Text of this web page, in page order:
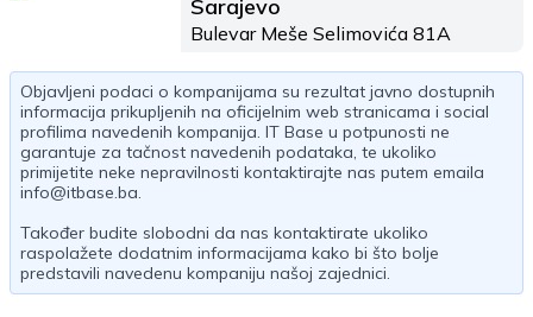
Sarajevo
Bulevar Meše Selimovića 81A
Objavljeni podaci o kompanijama su rezultat javno dostupnih
informacija prikupljenih na oficijelnim web stranicama i social
profilima navedenih kompanija. IT Base u potpunosti ne
garantuje za tačnost navedenih podataka, te ukoliko
primijetite neke nepravilnosti kontaktirajte nas putem emaila
info@itbase.ba.
Također budite slobodni da nas kontaktirate ukoliko
raspolažete dodatnim informacijama kako bi što bolje
predstavili navedenu kompaniju našoj zajednici.